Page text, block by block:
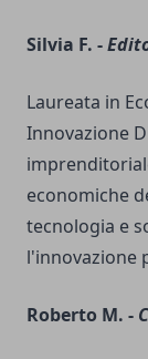
Silvia F. -
Laureata in
Innovazione
economiche
tecnologia e
l'innovazione
Roberto M. -